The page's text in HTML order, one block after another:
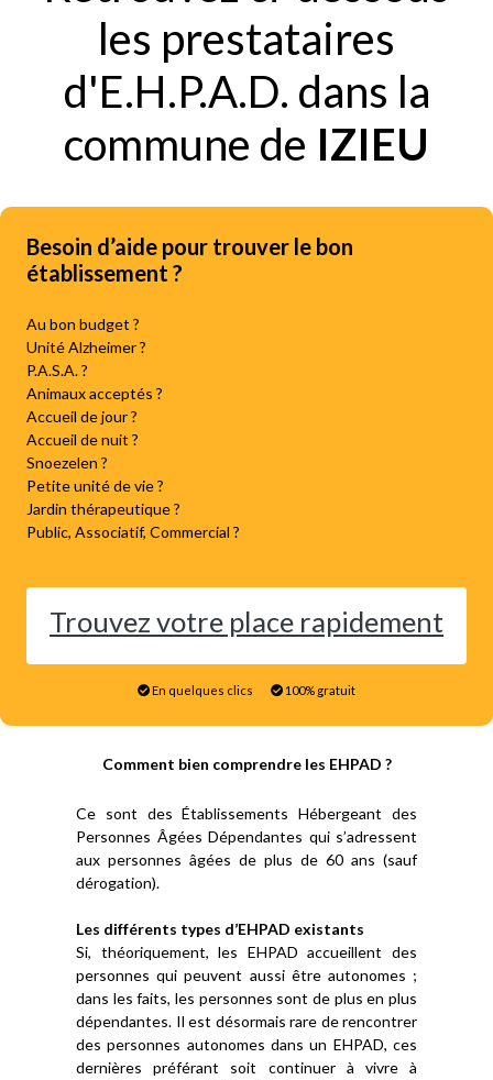
les prestataires
d'E.H.P.A.D. dans la
commune de IZIEU
Besoin d’aide pour trouver le bon
établissement ?
Au bon budget ?
Unité Alzheimer ?
P.A.S.A. ?
Animaux acceptés ?
Accueil de jour ?
Accueil de nuit ?
Snoezelen ?
Petite unité de vie ?
Jardin thérapeutique ?
Public, Associatif, Commercial ?
Trouvez votre place rapidement
En quelques clics 100% gratuit
Comment bien comprendre les EHPAD ?
Ce sont des Établissements Hébergeant des
Personnes Âgées Dépendantes qui s’adressent
aux personnes âgées de plus de 60 ans (sauf
dérogation).
Les différents types d’EHPAD existants
Si, théoriquement, les EHPAD accueillent des
personnes qui peuvent aussi être autonomes ;
dans les faits, les personnes sont de plus en plus
dépendantes. Il est désormais rare de rencontrer
des personnes autonomes dans un EHPAD, ces
dernières préférant soit continuer à vivre à